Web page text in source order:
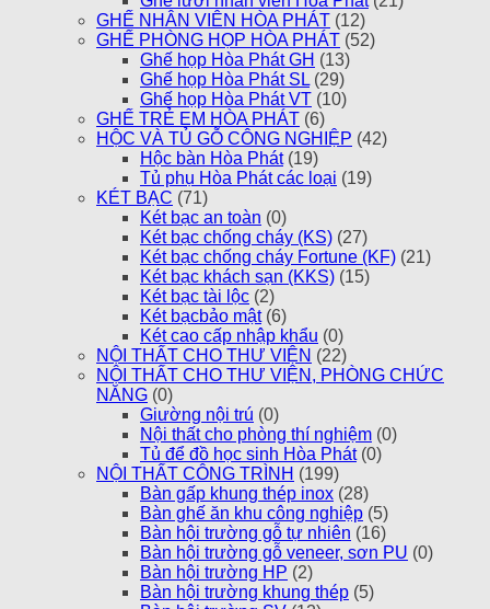
GHẾ NHÂN VIÊN HÒA PHÁT (12)
GHẾ PHÒNG HỌP HÒA PHÁT (52)
Ghế họp Hòa Phát GH (13)
Ghế họp Hòa Phát SL (29)
Ghế họp Hòa Phát VT (10)
GHẾ TRẺ EM HÒA PHÁT (6)
HỘC VÀ TỦ GỖ CÔNG NGHIỆP (42)
Hộc bàn Hòa Phát (19)
Tủ phụ Hòa Phát các loại (19)
KÉT BẠC (71)
Két bạc an toàn (0)
Két bạc chống cháy (KS) (27)
Két bạc chống cháy Fortune (KF) (21)
Két bạc khách sạn (KKS) (15)
Két bạc tài lộc (2)
Két bạcbảo mật (6)
Két cao cấp nhập khẩu (0)
NỘI THẤT CHO THƯ VIỆN (22)
NỘI THẤT CHO THƯ VIỆN, PHÒNG CHỨC
NĂNG (0)
Giường nội trú (0)
Nội thất cho phòng thí nghiệm (0)
Tủ để đồ học sinh Hòa Phát (0)
NỘI THẤT CÔNG TRÌNH (199)
Bàn gấp khung thép inox (28)
Bàn ghế ăn khu công nghiệp (5)
Bàn hội trường gỗ tự nhiên (16)
Bàn hội trường gỗ veneer, sơn PU (0)
Bàn hội trường HP (2)
Bàn hội trường khung thép (5)